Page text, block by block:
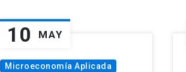
10 MAY
Microeconomía Aplicada